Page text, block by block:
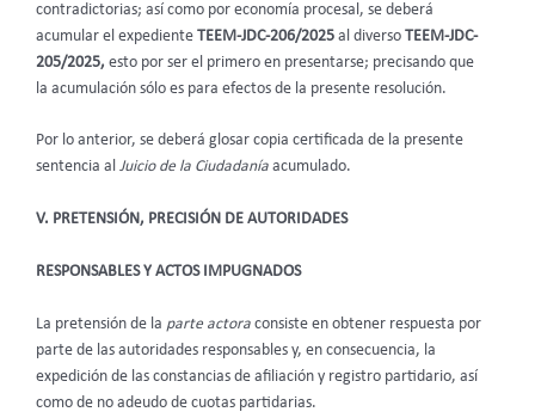
contradictorias; así como por economía procesal, se deberá
acumular el expediente TEEM-JDC-206/2025 al diverso TEEM-JDC-
205/2025, esto por ser el primero en presentarse; precisando que
la acumulación sólo es para efectos de la presente resolución.
Por lo anterior, se deberá glosar copia certificada de la presente
sentencia al Juicio de la Ciudadanía acumulado.
V. PRETENSIÓN, PRECISIÓN DE AUTORIDADES
RESPONSABLES Y ACTOS IMPUGNADOS
La pretensión de la parte actora consiste en obtener respuesta por
parte de las autoridades responsables y, en consecuencia, la
expedición de las constancias de afiliación y registro partidario, así
como de no adeudo de cuotas partidarias.